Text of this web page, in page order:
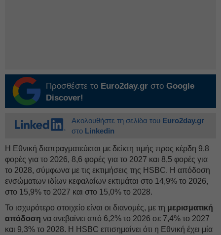
Προσθέστε το Euro2day.gr στο Google
Discover!
Ακολουθήστε τη σελίδα του Euro2day.gr
στο Linkedin
Η Εθνική διαπραγματεύεται με δείκτη τιμής προς κέρδη 9,8
φορές για το 2026, 8,6 φορές για το 2027 και 8,5 φορές για
το 2028, σύμφωνα με τις εκτιμήσεις της HSBC. Η απόδοση
ενσώματων ιδίων κεφαλαίων εκτιμάται στο 14,9% το 2026,
στο 15,9% το 2027 και στο 15,0% το 2028.
Το ισχυρότερο στοιχείο είναι οι διανομές, με τη μερισματική
απόδοση να ανεβαίνει από 6,2% το 2026 σε 7,4% το 2027
και 9,3% το 2028. Η HSBC επισημαίνει ότι η Εθνική έχει μία